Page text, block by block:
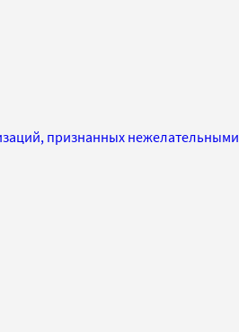
признанных нежелательными